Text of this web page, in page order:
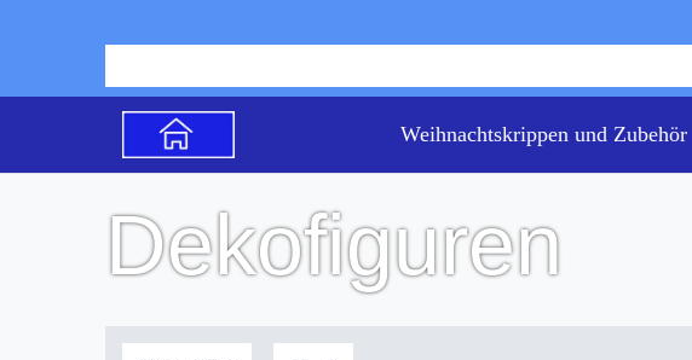
Weihnachtskrippen und Zubehör
Dekofiguren